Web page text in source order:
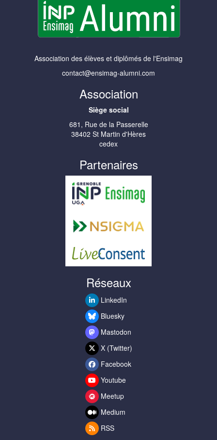
Association des élèves et diplômés de l'Ensimag
contact@ensimag-alumni.com
Association
Siège social
681, Rue de la Passerelle
38402 St Martin d'Hères
cedex
Partenaires
Réseaux
LinkedIn
Bluesky
Mastodon
X (Twitter)
Facebook
Youtube
Meetup
Medium
RSS